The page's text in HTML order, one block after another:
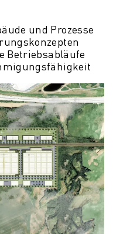
und Prozesse
Betriebsabläufe